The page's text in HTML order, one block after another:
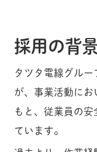
採用の背
タツタ電線グル
が、事業活動にお
もと、従業員の
ています。